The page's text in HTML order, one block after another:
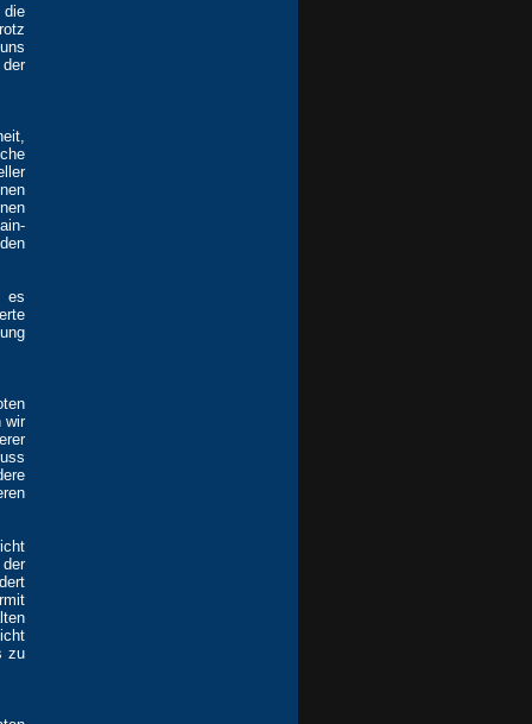
die
es
wir
zu